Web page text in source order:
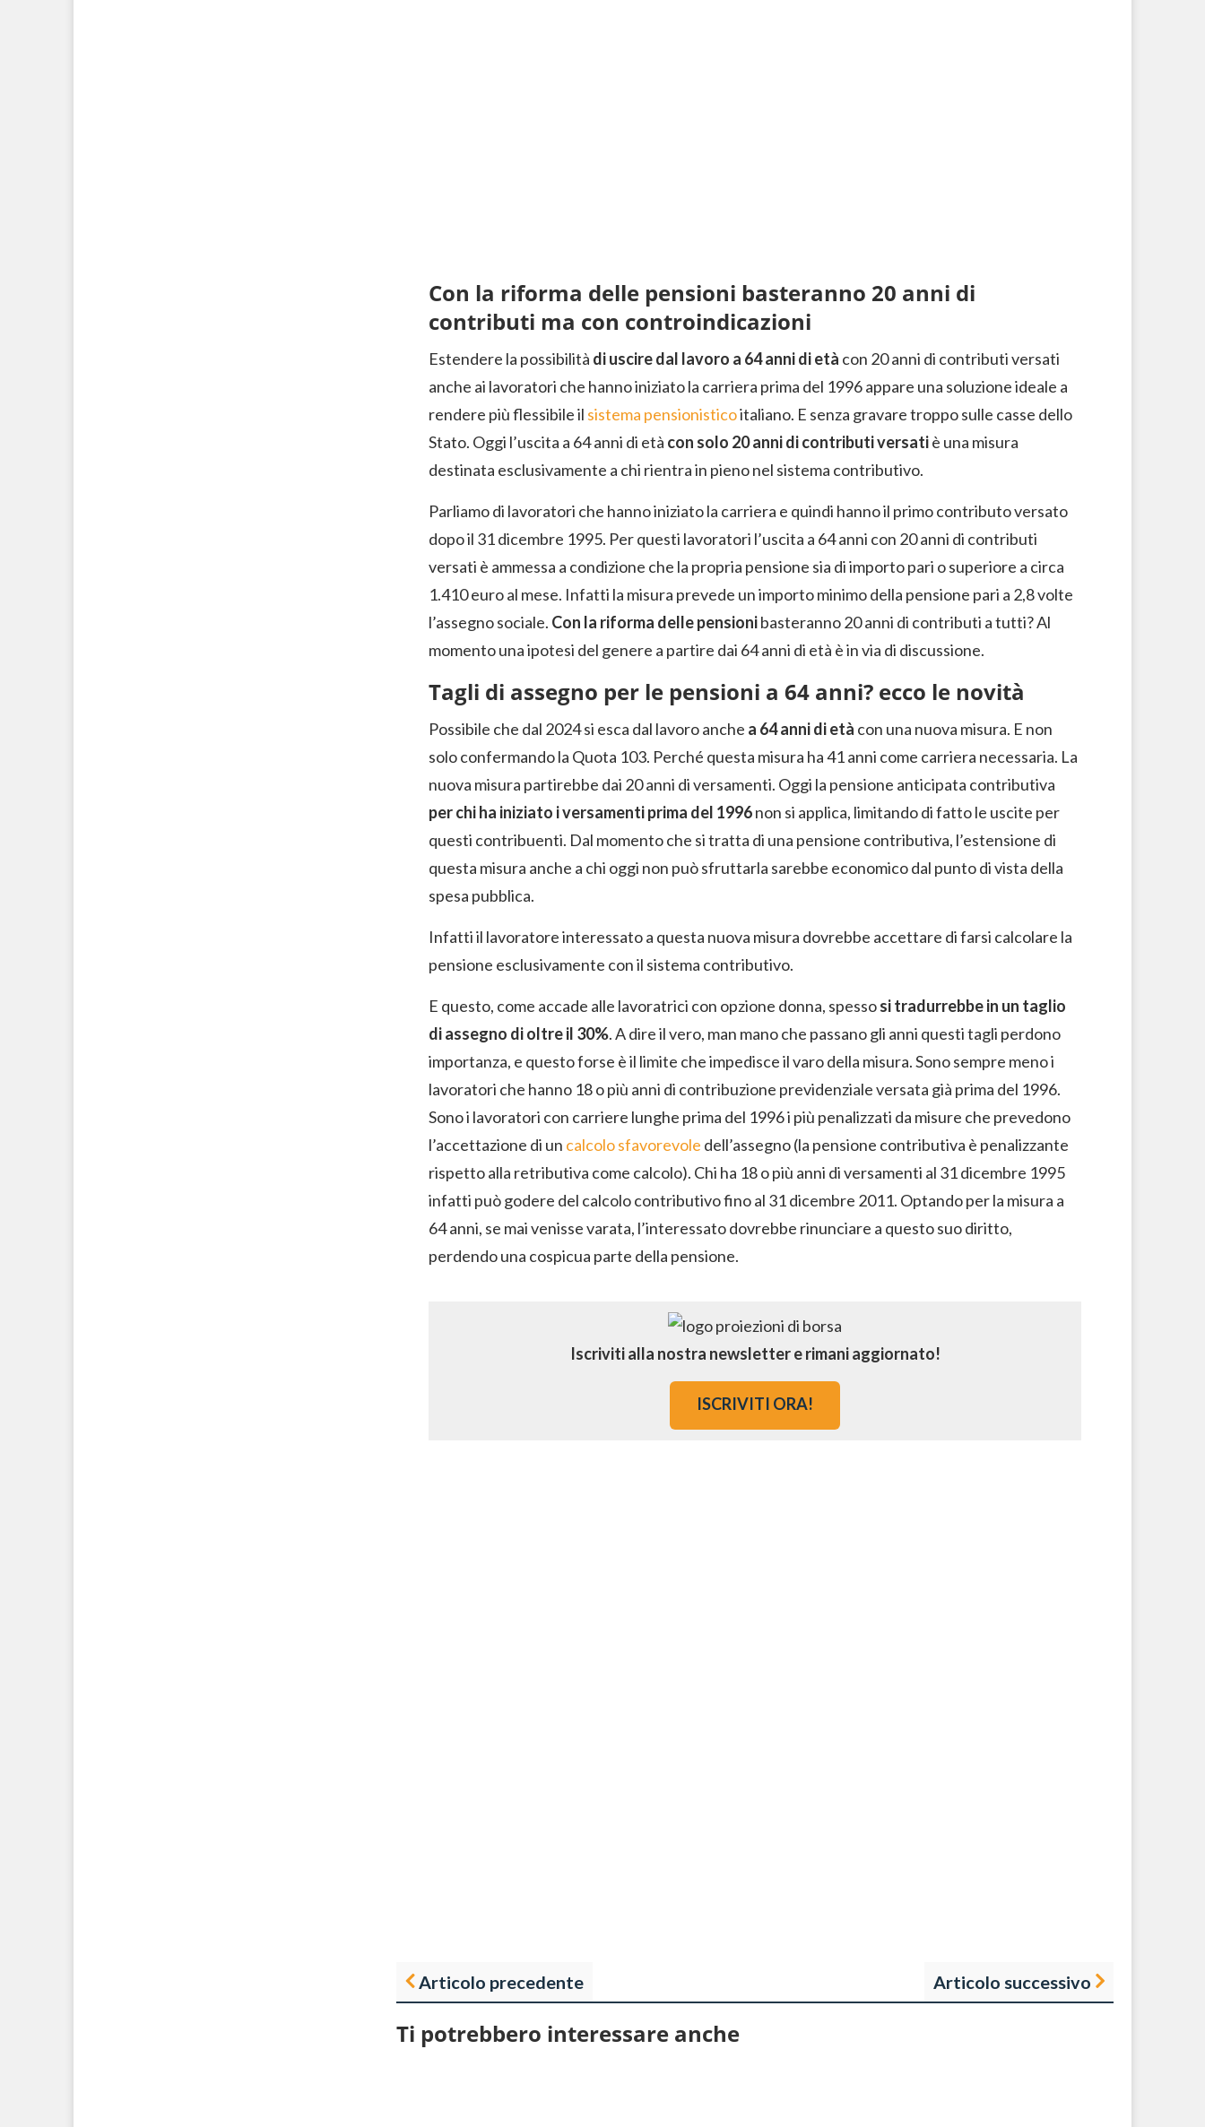
Con la riforma delle pensioni basteranno 20 anni di
contributi ma con controindicazioni
Estendere la possibilità di uscire dal lavoro a 64 anni di età con 20 anni di contributi versati
anche ai lavoratori che hanno iniziato la carriera prima del 1996 appare una soluzione ideale a
rendere più flessibile il sistema pensionisticoitaliano. E senza gravare troppo sulle casse dello
Stato. Oggi l’uscita a 64 anni di età con solo 20 anni di contributi versatiè una misura
destinata esclusivamente a chi rientra in pieno nel sistema contributivo.
Parliamo di lavoratori che hanno iniziato la carriera e quindi hanno il primo contributo versato
dopo il 31 dicembre 1995. Per questi lavoratori l’uscita a 64 anni con 20 anni di contributi
versati è ammessa a condizione che la propria pensione sia di importo pari o superiore a circa
1.410 euro al mese. Infatti la misura prevede un importo minimo della pensione pari a 2,8 volte
l’assegno sociale. Con la riforma delle pensionibasteranno 20 anni di contributi a tutti? Al
momento una ipotesi del genere a partire dai 64 anni di età è in via di discussione.
Tagli di assegno per le pensioni a 64 anni? ecco le novità
Possibile che dal 2024 si esca dal lavoro anche a 64 anni di età con una nuova misura. E non
solo confermando la Quota 103. Perché questa misura ha 41 anni come carriera necessaria. La
nuova misura partirebbe dai 20 anni di versamenti. Oggi la pensione anticipata contributiva
per chi ha iniziato i versamenti prima del 1996non si applica, limitando di fatto le uscite per
questi contribuenti. Dal momento che si tratta di una pensione contributiva, l’estensione di
questa misura anche a chi oggi non può sfruttarla sarebbe economico dal punto di vista della
spesa pubblica.
Infatti il lavoratore interessato a questa nuova misura dovrebbe accettare di farsi calcolare la
pensione esclusivamente con il sistema contributivo.
E questo, come accade alle lavoratrici con opzione donna, spessosi tradurrebbe in un taglio
di assegno di oltre il 30%. A dire il vero, man mano che passano gli anni questi tagli perdono
importanza, e questo forse è il limite che impedisce il varo della misura. Sono sempre meno i
lavoratori che hanno 18 o più anni di contribuzione previdenziale versata già prima del 1996.
Sono i lavoratori con carriere lunghe prima del 1996 i più penalizzati da misure che prevedono
l’accettazione di un calcolo sfavorevole dell’assegno (la pensione contributiva è penalizzante
rispetto alla retributiva come calcolo). Chi ha 18 o più anni di versamenti al 31 dicembre 1995
infatti può godere del calcolo contributivo fino al 31 dicembre 2011. Optando per la misura a
64 anni, se mai venisse varata, l’interessato dovrebbe rinunciare a questo suo diritto,
perdendo una cospicua parte della pensione.
Iscriviti alla nostra newsletter e rimani aggiornato!
ISCRIVITI ORA!
Articolo precedente Articolo successivo
Ti potrebbero interessare anche